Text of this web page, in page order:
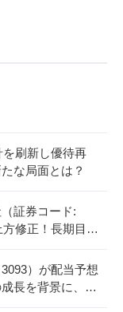
刷新し優待再
な局面とは？
証券コード:
修正！長期目線
）が配当予想
長を背景に、還